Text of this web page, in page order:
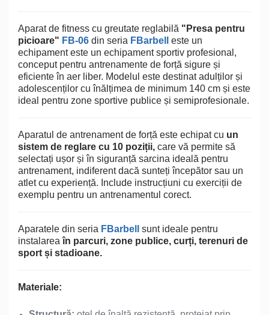
Aparat de fitness cu greutate reglabilă "Presa pentru
picioare" FB-06 din seria FBarbell
este un
echipament este un echipament sportiv profesional,
conceput pentru antrenamente de forță sigure și
eficiente în aer liber. Modelul este destinat adulților și
adolescenților cu înălțimea de minimum 140 cm și este
ideal pentru zone sportive publice și semiprofesionale.
Aparatul de antrenament de forță este echipat cu un
sistem de reglare cu 10 poziții, care vă permite să
selectați ușor și în siguranță sarcina ideală pentru
antrenament, indiferent dacă sunteți începător sau un
atlet cu experiență. Include instrucțiuni cu exerciții de
exemplu pentru un antrenamentul corect.
Aparatele din seria FBarbell
sunt ideale pentru
instalareaîn parcuri, zone publice, curți, terenuri de
sport și stadioane.
Materiale: